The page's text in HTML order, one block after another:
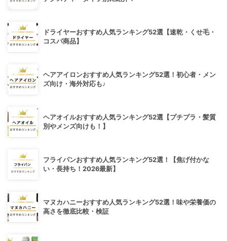
ドライヤーおすすめ人気ランキング52選【速乾・くせ毛・
コスパ商品】
ヘアアイロンおすすめ人気ランキング52選！初心者・メン
ズ向け・海外対応も♪
ヘアオイルおすすめ人気ランキング52選【プチプラ・髪質
別やメンズ向けも！】
フライパンおすすめ人気ランキング52選！【焦げ付かな
い・長持ち！2026最新】
マヌカハニーおすすめ人気ランキング52選！味や栄養価の
高さを徹底比較・検証